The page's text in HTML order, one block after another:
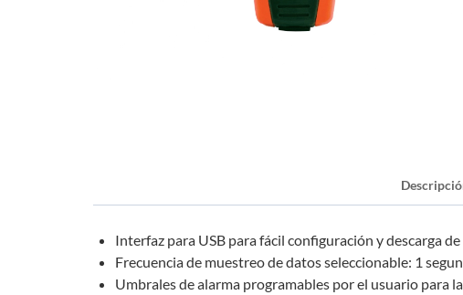
Interfaz para USB para fácil configuración y descarga
Frecuencia de muestreo de datos seleccionable: 1
Umbrales de alarma programables por el usuario para